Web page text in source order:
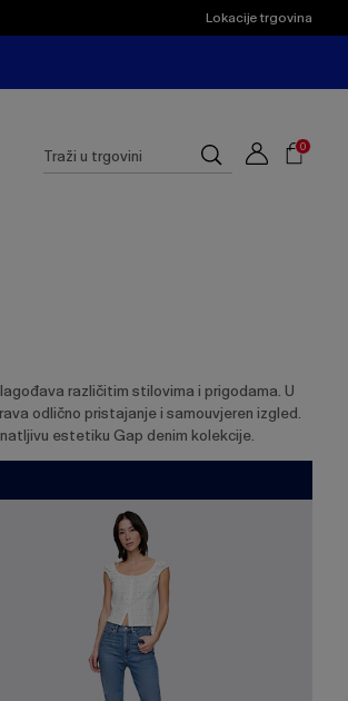
Lokacije trgovina
Suggested
site
content
Traži
u
0
različitim stilovima i prigodama. U
odlično pristajanje i samouvjeren izgled.
estetiku Gap denim kolekcije.